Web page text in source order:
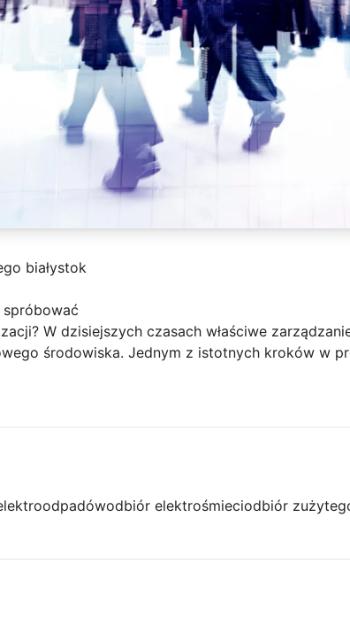
białystok
spróbować
W dzisiejszych czasach właściwe
środowiska. Jednym z istotnych kroków w
odbiór elektrośmieciodbiór